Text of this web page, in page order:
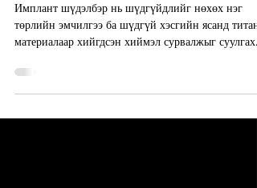
Шүдний имплант
Имплант шүдэлбэр нь шүдгүйдлийг нөхөх нэг
материалаар хийгдсэн хиймэл сурвалжыг суулгах...